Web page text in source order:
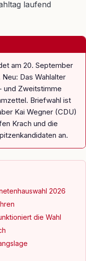
laufend
am 20. September
Das Wahlalter
und Zweitstimme
Briefwahl ist
Kai Wegner (CDU)
Krach und die
an.
2026
die Wahl